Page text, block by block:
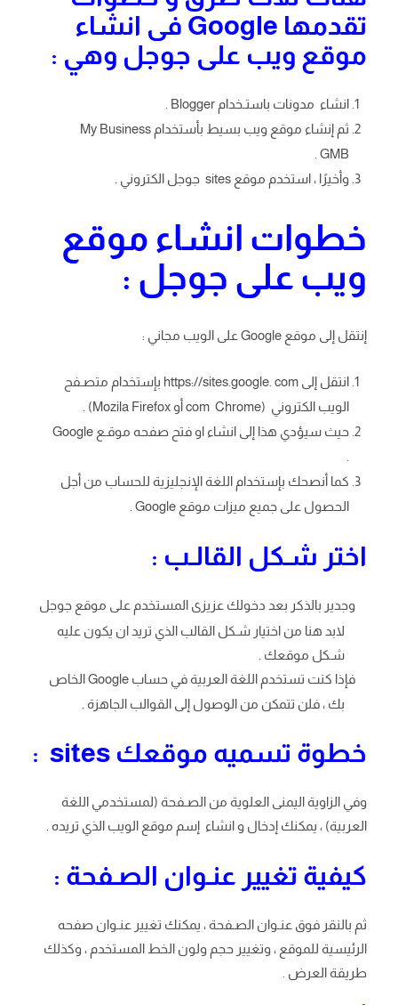
تقدمها Google فى انشاء
موقع ويب على جوجل وهي :
انشاء مدونات باستـخدام Blogger .
ثم إنشاء موقع ويب بسيط بأستخدام My Business
GMB .
وأخيرًا ، استخدم موقع sites جوجل الكتروني .
خطوات انشاء موقع
ويب على جوجل :
إنتقل إلى موقع Google على الويب مجاني :
انتقل إلى https://sites.google. com بإستخدام متصـفح
الويب الكتروني (com Chrome أو Mozila Firefox) .
حيث سيؤدي هذا إلى انشاء او فتح صفحه موقـع Google
كما أنصحك بإستخدام اللغة الإنجليزية للحساب من أجل
الحصول على جميع ميزات موقع Google .
اختر شـكل القالـب :
وجدير بالذكر بعد دخولك عزيزى المستخدم على موقع جوجل
لابد هنا من اختيار شـكل القالب الذي تريد ان يكون عليه
شـكل موقعك .
فإذا كنت تستخدم اللغة العربية في حساب Google الخاص
بك ، فلن تتمكن من الوصول إلى القوالب الجاهزة .
خطوة تسميه موقعك sites :
وفي الزاوية اليمنى العلوية من الصـفحة (لمستخدمي اللغة
العربية) ، يمكنك إدخال و انشاء إسم موقع الويب الذي تريده .
كيفية تغيير عنـوان الصـفحة :
ثم بالنقر فوق عنـوان الصـفحة ، يمكنك تغيير عنـوان صفحه
الرئيسية للموقع ، وتغيير حجم ولون الخط المستخدم ، وكذلك
طريقة العرض .